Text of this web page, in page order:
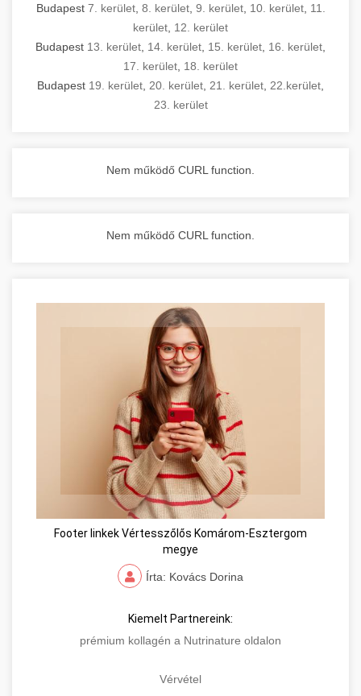
Budapest 7. kerület, 8. kerület, 9. kerület, 10. kerület, 11.
kerület 12. kerület
Budapest 13. kerület 14. kerület 15. kerület 16. kerület
17. kerület 18. kerület
Budapest 19. kerület 20. kerület 21. kerület 22.kerület
23. kerület
Nem működő CURL function.
Nem működő CURL function.
Footer linkek Vértesszőlős Komárom-Esztergom
megye
Írta: Kovács Dorina
Kiemelt Partnereink:
prémium kollagén a Nutrinature oldalon
Vérvétel